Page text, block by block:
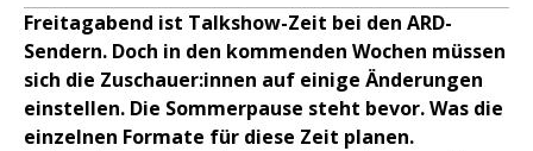
Freitagabend ist Talkshow-Zeit bei den ARD-
Sendern. Doch in den kommenden Wochen müssen
sich die Zuschauer:innen auf einige Änderungen
einstellen. Die Sommerpause steht bevor. Was die
einzelnen Formate für diese Zeit planen.